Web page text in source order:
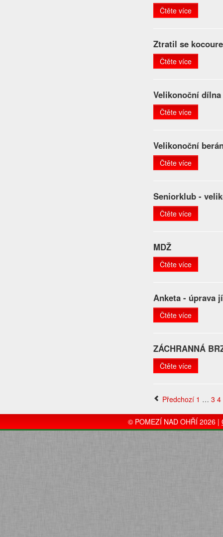
Čtěte více
Ztratil se
Čtěte více
Velikonoční dílna
Čtěte více
Velikonoční
Čtěte více
Seniorklub -
Čtěte více
MDŽ
Čtěte více
Anketa - úprava
Čtěte více
ZÁCHRANNÁ
Čtěte více
Předchozí 1 … 3 4
© POMEZÍ NAD OHŘÍ 2026 |